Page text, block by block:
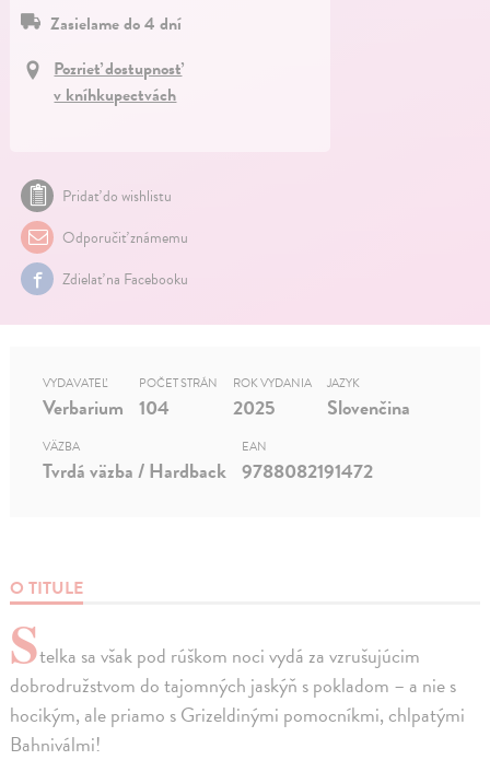
Zasielame do 4 dní
Pozrieť dostupnosť
v kníhkupectvách
Pridať do wishlistu
Odporučiť známemu
Zdielať na Facebooku
O TITULE
Stelka sa však pod rúškom noci vydá za vzrušujúcim
dobrodružstvom do tajomných jaskýň s pokladom – a nie s
hocikým, ale priamo s Grizeldinými pomocníkmi, chlpatými
Bahniválmi!
VYDAVATEĽ
Verbarium
POČET STRÁN
104
ROK VYDANIA
2025
JAZYK
Slovenčina
VÄZBA
Tvrdá väzba / Hardback
EAN
9788082191472